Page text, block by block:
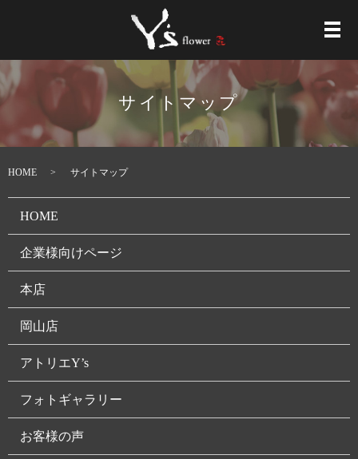
メ
サイトマップ
HOME サイトマップ
HOME
企業様向けページ
本店
岡山店
アトリエY’s
フォトギャラリー
お客様の声